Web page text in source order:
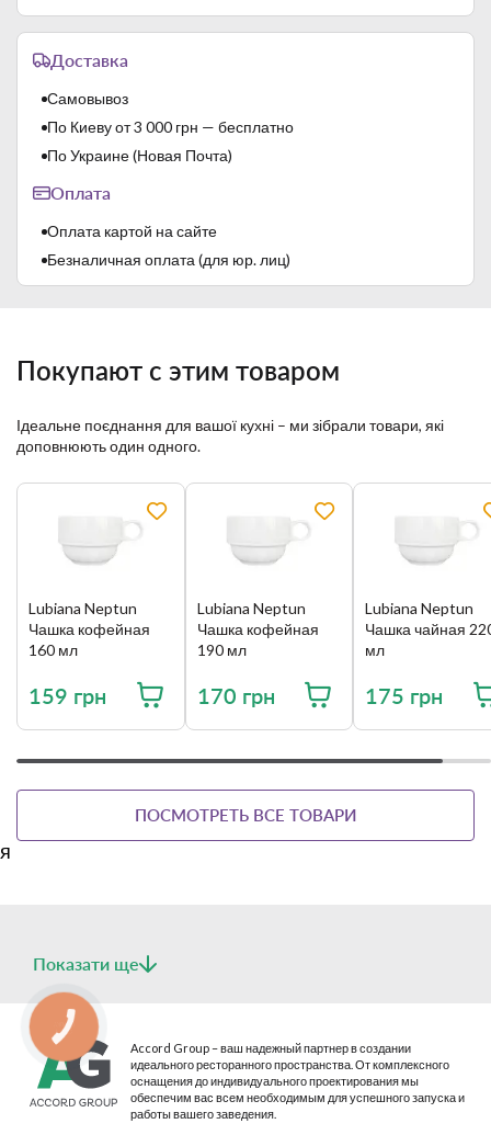
Фабрика постоянно работает с 1969 года. Многолетний
опыт работы на зарубежных рынках способствует экспорту
продукции бренда. Производственные мощности
Lubiana производит твердый белый фарфор. Применяются
многократные высокотемпературные обжиги:
- второй, так называемый "скорострельная стрельба" -
Этот производственный процесс обеспечивает высокую
термическую прочность, устойчивость к механическим
повреждениям и высокую твердость глазури.
Lubiana – польский бренд, который обеспечивает очень
высокое качество продукции и гарантирует высокие
практичности.
Фарфоровая посуда Lubiana изготовлена для
профессионального использования в заведениях HoReCa.
Это универсальное решение как для сетевых заведений,
так и для небольших кафе, ресторанов.
Доставка
Самовывоз
По Киеву от 3 000 грн — бесплатно
По Украине (Новая Почта)
Оплата
Оплата картой на сайте
Безналичная оплата (для юр. лиц)
Покупают с этим товаром
Ідеальне поєднання для вашої кухні – ми зібрали товари, які
доповнюють один одного.
Lubiana Neptun
Чашка кофейная
160 мл
159 грн
Lubiana Neptun
Чашка кофейная
190 мл
170 грн
Lubiana Neptun
Чашка чайная
мл
175 грн
ПОСМОТРЕТЬ ВСЕ ТОВАРИ
я
Показати ще
Accord Group – ваш надежный партнер в создании
идеального ресторанного пространства. От комплексного
оснащения до индивидуального проектирования мы
обеспечим вас всем необходимым для успешного запуска и
работы вашего заведения.
КНОПКА
СВЯЗИ